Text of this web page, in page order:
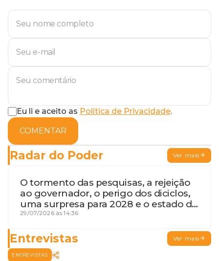
Eu li e aceito as Política de Privacidade.
COMENTAR
Radar do Poder Ver mais
O tormento das pesquisas, a rejeição
ao governador, o perigo dos diciclos,
uma surpresa para 2028 e o estado de
terceira guerra mundial
29/07/2026 às 14:36
Entrevistas Ver mais
ENTREVISTAS